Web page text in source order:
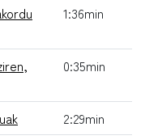
1:36min
0:35min
2:29min